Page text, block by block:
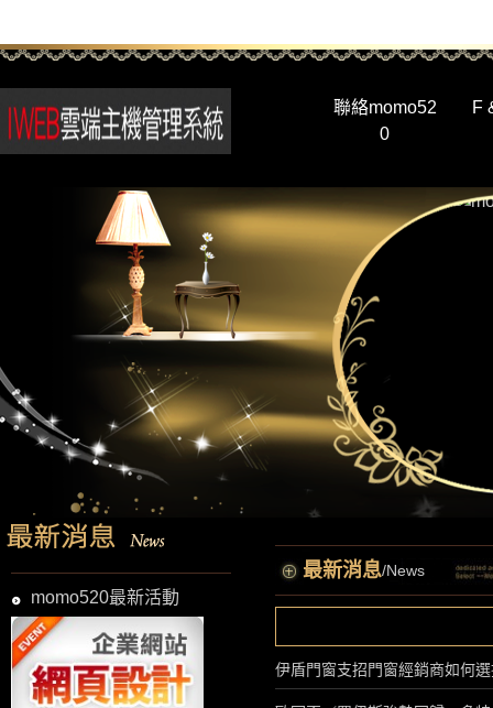
聯絡momo52
0
F
momo520最新活動
最新消息/News
伊盾門窗支招門窗經銷商如何